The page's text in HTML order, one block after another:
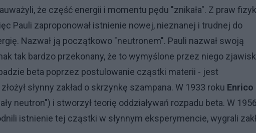
że część energii i momentu pędu "znikała". Z praw
Pauli zaproponował istnienie nowej, nieznanej i trudnej do
Nazwał ją początkowo "neutronem". Pauli nazwał swoją
tak bardzo przekonany, że to wymyślone przez niego
beta poprzez postulowanie cząstki materii - jest
słynny zakład o skrzynkę szampana. W 1933 roku Enrico
neutron") i stworzył teorię oddziaływań rozpadu beta. W 1956
istnienie tej cząstki w słynnym eksperymencie, wygrali